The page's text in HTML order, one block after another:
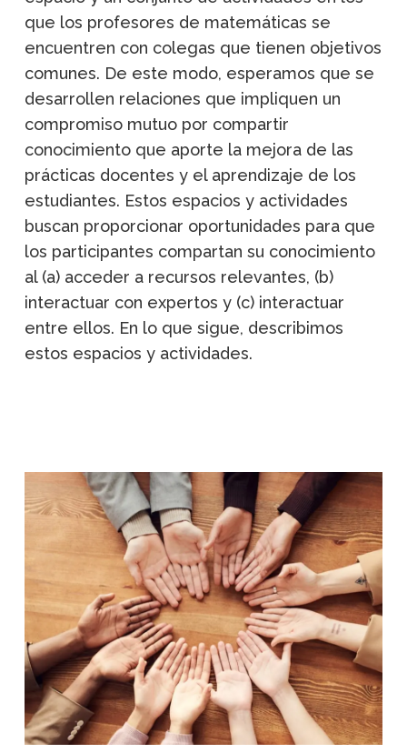
que los profesores de matemáticas se
encuentren con colegas que tienen objetivos
comunes. De este modo, esperamos que se
desarrollen relaciones que impliquen un
compromiso mutuo por compartir
conocimiento que aporte la mejora de las
prácticas docentes y el aprendizaje de los
estudiantes. Estos espacios y actividades
buscan proporcionar oportunidades para que
los participantes compartan su conocimiento
al (a) acceder a recursos relevantes, (b)
interactuar con expertos y (c) interactuar
entre ellos. En lo que sigue, describimos
estos espacios y actividades.